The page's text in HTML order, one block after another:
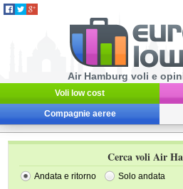
Air Hamburg voli e
Voli low cost
Compagnie aeree
Cerca voli Air
Andata e ritorno Solo andata